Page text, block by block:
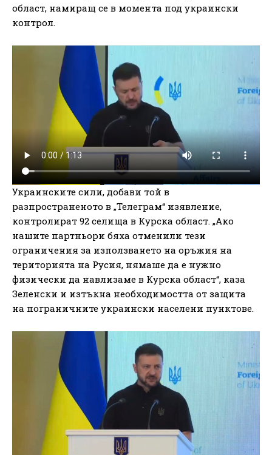
област, намиращ се в момента под украински
контрол.
Украинските сили, добави той в
разпространеното в „Телеграм“ изявление,
контролират 92 селища в Курска област. „Ако
нашите партньори бяха отменили тези
ограничения за използването на оръжия на
територията на Русия, нямаше да е нужно
физически да навлизаме в Курска област“, каза
Зеленски и изтъкна необходимостта от защита
на пограничните украински населени пунктове.